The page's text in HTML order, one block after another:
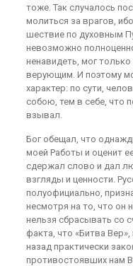
тоже. Так случалось
молиться за врагов,
шествие по духовным
невозможно
ненавидеть, мог
верующим. И поэтому
характер: по сути,
собою, тем в себе, что
взывал.
Бог обещал, что
моей Работы и оценит
сдержал слово и дал
взгляды и ценности.
полуофициально,
несмотря на то, что он
нельзя сбрасывать со
факта, что «Битва
назад практически
противостоявших нам